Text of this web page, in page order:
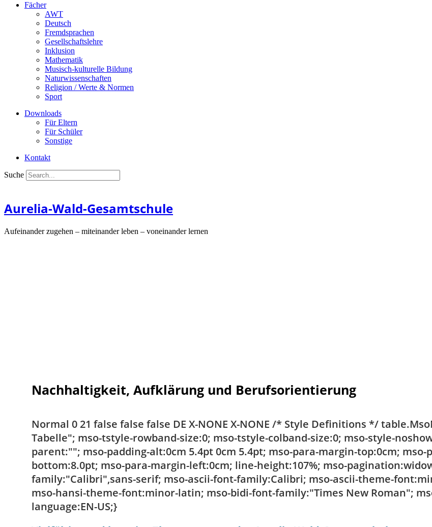
Fächer
AWT
Deutsch
Fremdsprachen
Gesellschaftslehre
Inklusion
Mathematik
Musisch-kulturelle Bildung
Naturwissenschaften
Religion / Werte & Normen
Sport
Downloads
Für Eltern
Für Schüler
Sonstige
Kontakt
Suche
Aurelia-Wald-Gesamtschule
Aufeinander zugehen – miteinander leben – voneinander lernen
Nachhaltigkeit, Aufklärung und Berufsorientierung
Normal 0 21 false false false DE X-NONE X-NONE /* Style Definitions */
Tabelle"; mso-tstyle-rowband-size:0; mso-tstyle-colband-size:0; mso-style-
parent:""; mso-padding-alt:0cm 5.4pt 0cm 5.4pt; mso-para-margin-top:0cm;
bottom:8.0pt; mso-para-margin-left:0cm; line-height:107%; mso-
family:"Calibri",sans-serif; mso-ascii-font-family:Calibri; mso-ascii-theme-
mso-hansi-theme-font:minor-latin; mso-bidi-font-family:"Times New Roman";
language:EN-US;}